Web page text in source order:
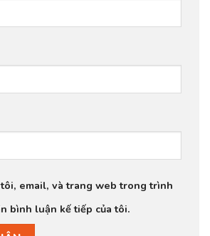
tôi, email, và trang web trong trình
bình luận kế tiếp của tôi.